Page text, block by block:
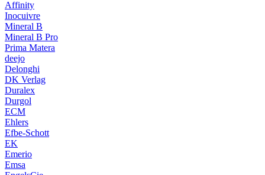
Affinity
Inocuivre
Mineral B
Mineral B Pro
Prima Matera
deejo
Delonghi
DK Verlag
Duralex
Durgol
ECM
Ehlers
Efbe-Schott
EK
Emerio
Emsa